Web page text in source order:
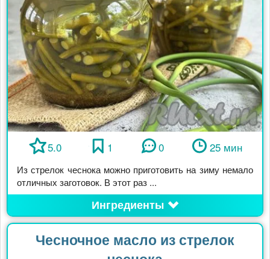
5.0 1 0 25 мин
Из стрелок чеснока можно приготовить на зиму немало
отличных заготовок. В этот раз ...
Ингредиенты
Чесночное масло из стрелок